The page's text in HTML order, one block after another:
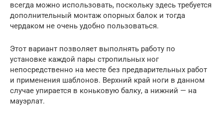
всегда можно использовать, поскольку здесь требуется
дополнительный монтаж опорных балок и тогда
чердаком не очень удобно пользоваться.
Этот вариант позволяет выполнять работу по
установке каждой пары стропильных ног
непосредственно на месте без предварительных работ
и применения шаблонов. Верхний край ноги в данном
случае упирается в коньковую балку, а нижний — на
мауэрлат.